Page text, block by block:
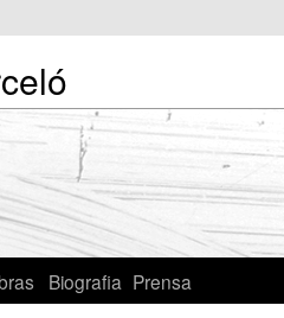
Biografia Prensa